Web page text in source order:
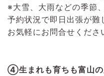
※大雪、大雨などの季節
予約状況で即日出張が難
お気軽にお問合せくださ
④生まれも育ちも富山の